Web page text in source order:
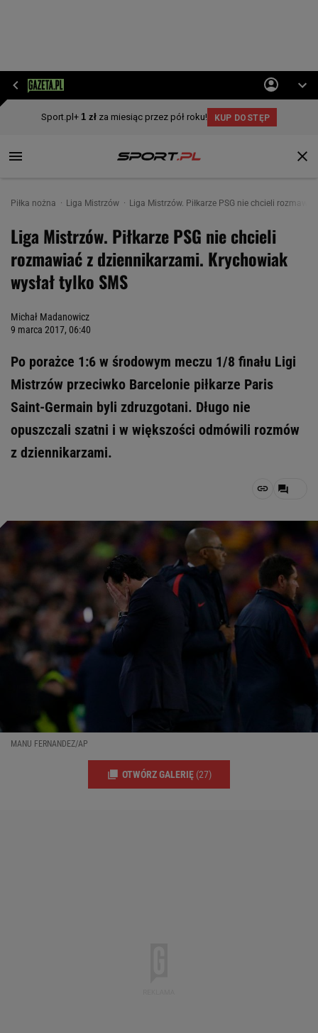
Piłka nożna Liga Mistrzów Liga Mistrzów. Piłkarze PSG nie chcieli
Liga Mistrzów. Piłkarze PSG nie chcieli
rozmawiać z dziennikarzami. Krychowiak
wysłał tylko SMS
Michał Madanowicz
9 marca 2017, 06:40
Po porażce 1:6 w środowym meczu 1/8 finału Ligi
Mistrzów przeciwko Barcelonie piłkarze Paris
Saint-Germain byli zdruzgotani. Długo nie
opuszczali szatni i w większości odmówili rozmów
z dziennikarzami.
MANU FERNANDEZ/AP
OTWÓRZ GALERIĘ (27)